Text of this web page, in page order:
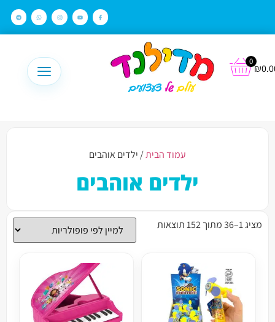
₪
0
עמוד הבית/ ילדים אוהבים
ילדים אוהבים
מציג 1–36 מתוך 152 תוצאות